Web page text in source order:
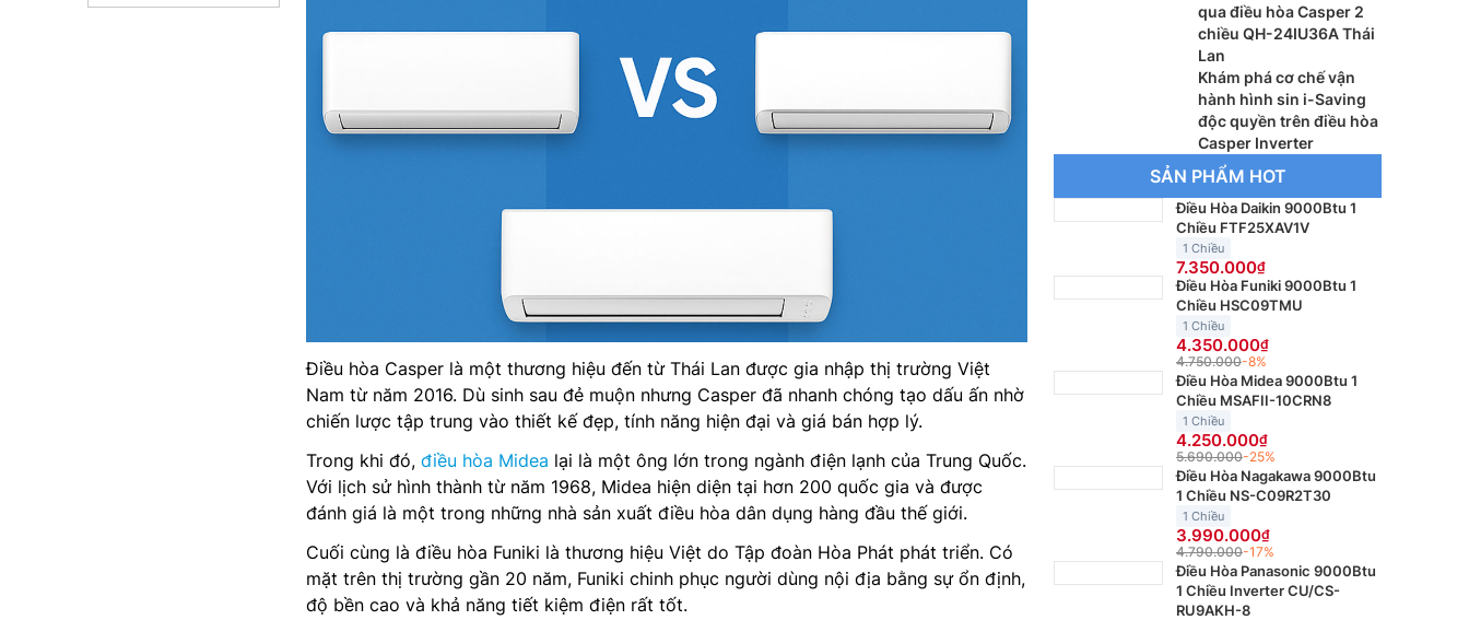
Điều hòa Casper là một thương hiệu đến từ Thái Lan được gia nhập thị trường Việt
Nam từ năm 2016. Dù sinh sau đẻ muộn nhưng Casper đã nhanh chóng tạo dấu ấn nhờ
chiến lược tập trung vào thiết kế đẹp, tính năng hiện đại và giá bán hợp lý.
Trong khi đó, điều hòa Midea lại là một ông lớn trong ngành điện lạnh của Trung Quốc.
Với lịch sử hình thành từ năm 1968, Midea hiện diện tại hơn 200 quốc gia và được
đánh giá là một trong những nhà sản xuất điều hòa dân dụng hàng đầu thế giới.
Cuối cùng là điều hòa Funiki là thương hiệu Việt do Tập đoàn Hòa Phát phát triển. Có
mặt trên thị trường gần 20 năm, Funiki chinh phục người dùng nội địa bằng sự ổn định,
độ bền cao và khả năng tiết kiệm điện rất tốt.
qua điều hòa Casper 2
chiều QH-24IU36A Thái
Lan
Khám phá cơ chế vận
hành hình sin i-Saving
độc quyền trên điều hòa
Casper Inverter
SẢN PHẨM HOT
Điều Hòa Daikin 9000Btu 1
Chiều FTF25XAV1V
1 Chiều
7.350.000
Điều Hòa Funiki 9000Btu 1
Chiều HSC09TMU
1 Chiều
4.350.000
4.750.000-8%
Điều Hòa Midea 9000Btu 1
Chiều MSAFII-10CRN8
1 Chiều
4.250.000
5.690.000-25%
Điều Hòa Nagakawa 9000Btu
1 Chiều NS-C09R2T30
1 Chiều
3.990.000
4.790.000-17%
Điều Hòa Panasonic 9000Btu
1 Chiều Inverter CU/CS-
RU9AKH-8